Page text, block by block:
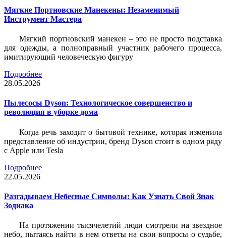
Мягкие Портновские Манекены: Незаменимый
Инструмент Мастера
Мягкий портновский манекен – это не просто подставка
для одежды, а полноправный участник рабочего процесса,
имитирующий человеческую фигуру
Подробнее
28.05.2026
Пылесосы Dyson: Технологическое совершенство и
революция в уборке дома
Когда речь заходит о бытовой технике, которая изменила
представление об индустрии, бренд Dyson стоит в одном ряду
с Apple или Tesla
Подробнее
22.05.2026
Разгадываем Небесные Символы: Как Узнать Свой Знак
Зодиака
На протяжении тысячелетий люди смотрели на звездное
небо, пытаясь найти в нем ответы на свои вопросы о судьбе,